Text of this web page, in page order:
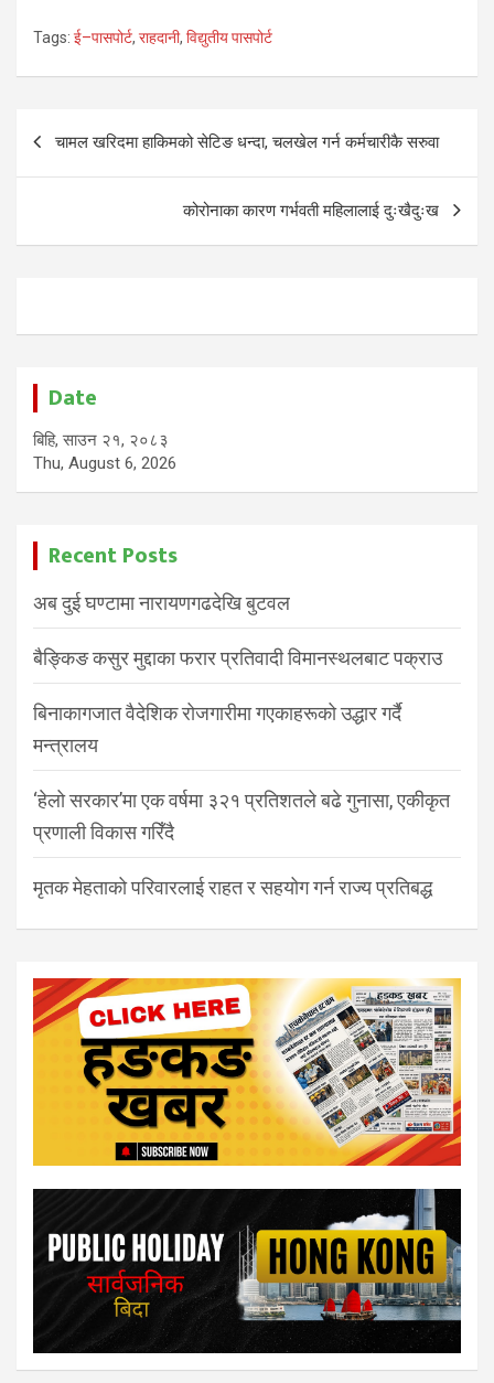
Tags: ई–पासपोर्ट, राहदानी, विद्युतीय पासपोर्ट
Post
navigation
चामल खरिदमा हाकिमको सेटिङ धन्दा, चलखेल गर्न कर्मचारीकै सरुवा
कोरोनाका कारण गर्भवती महिलालाई दुःखैदुःख
Date
बिहि, साउन २१, २०८३
Thu, August 6, 2026
Recent Posts
अब दुई घण्टामा नारायणगढदेखि बुटवल
बैङ्किङ कसुर मुद्दाका फरार प्रतिवादी विमानस्थलबाट पक्राउ
बिनाकागजात वैदेशिक रोजगारीमा गएकाहरूको उद्धार गर्दै
मन्त्रालय
‘हेलो सरकार’मा एक वर्षमा ३२१ प्रतिशतले बढे गुनासा, एकीकृत
प्रणाली विकास गरिँदै
मृतक मेहताको परिवारलाई राहत र सहयोग गर्न राज्य प्रतिबद्ध